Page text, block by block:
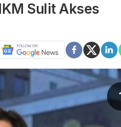
Sulit Akses